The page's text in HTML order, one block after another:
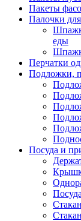
Пакеты
Палочки
еды
Перчатки
Подложки,
Посуда и